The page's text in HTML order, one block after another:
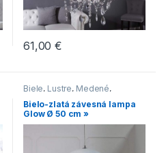
61,00€
Biele, Lustre, Medené,
Moderný štýl
Bielo-zlatá závesná lampa
Glow Ø 50 cm »